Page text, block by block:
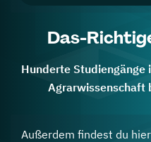
Das-
Hunderte
Agrarwissenschaft
Außerdem findest du